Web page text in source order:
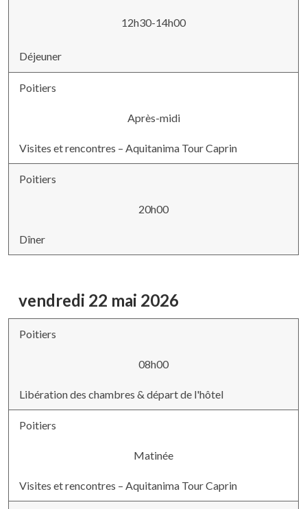
12h30-14h00
Déjeuner
Poitiers
Après-midi
Visites et rencontres – Aquitanima Tour Caprin
Poitiers
20h00
Dîner
vendredi 22 mai 2026
Poitiers
08h00
Libération des chambres & départ de l'hôtel
Poitiers
Matinée
Visites et rencontres – Aquitanima Tour Caprin